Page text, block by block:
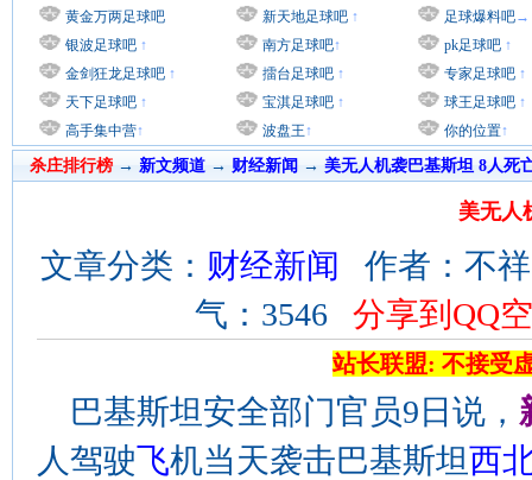
黄金万两足球吧
银波足球吧 ↑
金剑狂龙足球吧 ↑
天下足球吧 ↑
高手集中营↑
新天地足球吧 ↑
南方足球吧↑
擂台足球吧 ↑
宝淇足球吧 ↑
波盘王↑
足球爆料吧→
pk足球吧 ↑
专家足球吧 ↑
球王足球吧 ↑
你的位置↑
杀庄排行榜 → 新文频道→ 财经新闻 → 美无人机袭巴基斯坦 8人死
美无人
文章分类： 财经新闻 作者：不
气：3546 分享到QQ
站长联盟: 不接受
巴基斯坦安全部门官员9日说，
人驾驶飞机当天袭击巴基斯坦西